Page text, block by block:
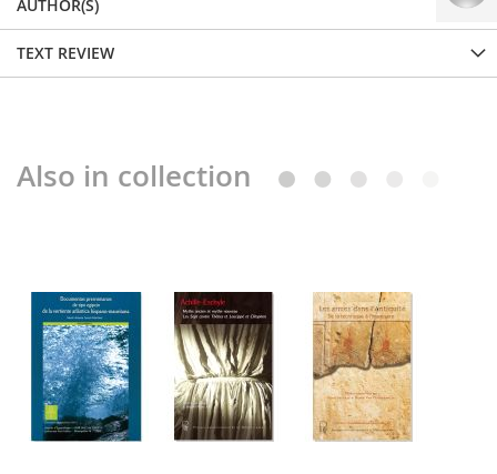
AUTHOR(S)
TEXT REVIEW
Also in collection